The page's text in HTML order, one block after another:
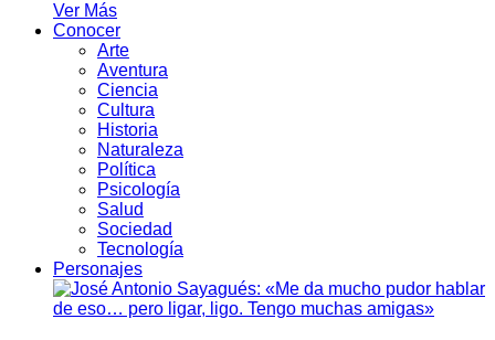
Ver Más
Conocer
Arte
Aventura
Ciencia
Cultura
Historia
Naturaleza
Política
Psicología
Salud
Sociedad
Tecnología
Personajes